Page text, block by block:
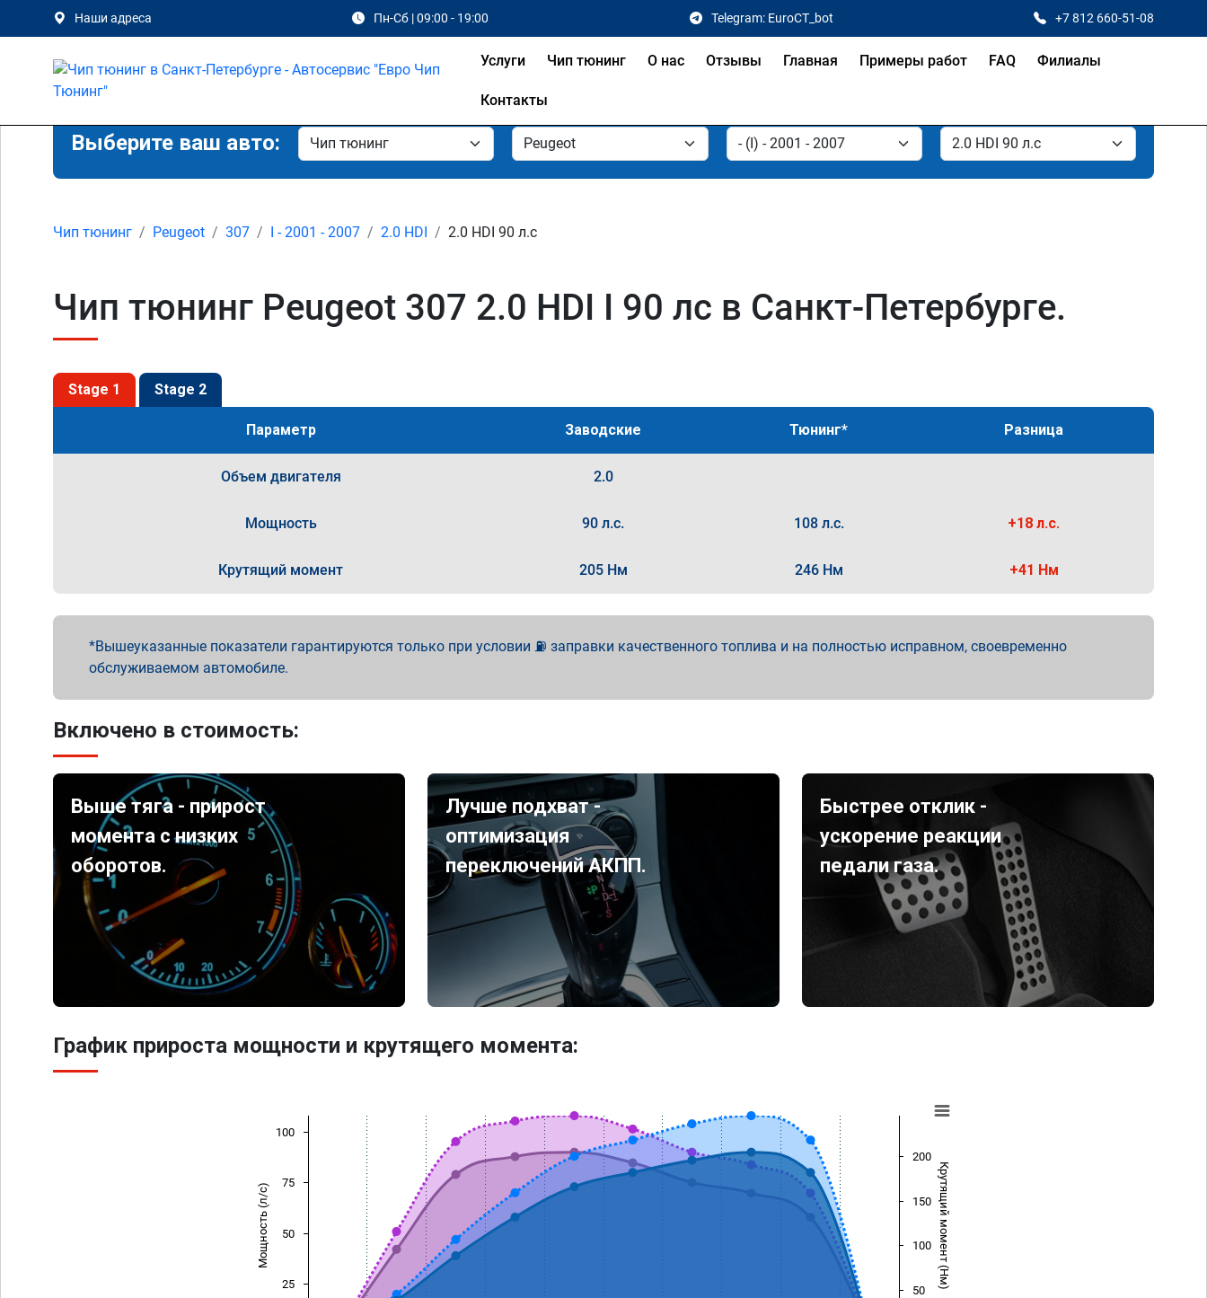
Наши адреса Пн-Сб | 09:00 - 19:00 Telegram: EuroCT_bot +7 812 660-51-08
Услуги Чип тюнинг О нас Отзывы Главная Примеры работ FAQ Филиалы
Контакты
Выберите ваш авто:
Чип тюнинг Peugeot 307 I - 2001 - 2007 2.0 HDI 2.0 HDI 90 л.с
Чип тюнинг Peugeot 307 2.0 HDI I 90 лс в Санкт-Петербурге.
Stage 1 Stage 2
Параметр Заводские Тюнинг* Разница
Объем двигателя 2.0
Мощность 90 л.с. 108 л.с. +18 л.с.
Крутящий момент 205 Нм 246 Нм +41 Нм
Вышеуказанные показатели гарантируются только при условии ⛽ заправки качественного топлива и на полностью исправном, своевременно
обслуживаемом автомобиле.
Включено в стоимость:
Выше тяга - прирост
момента с низких
оборотов.
Лучше подхват -
оптимизация
переключений АКПП.
Быстрее отклик -
ускорение реакции
педали газа.
График прироста мощности и крутящего момента:
Мощность (л/с) Крутящий момент (Нм)
25
50
75
100
50
100
150
200